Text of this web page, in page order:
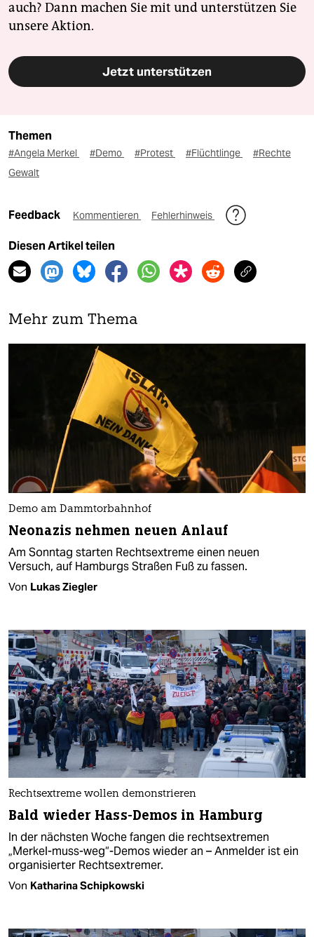
auch? Dann machen Sie mit und unterstützen Sie
unsere Aktion.
Jetzt unterstützen
Themen
#Angela Merkel #Demo #Protest #Flüchtlinge
#Rechte
Gewalt
Feedback Kommentieren Fehlerhinweis
Diesen Artikel teilen
Mehr zum Thema
Demo am Dammtorbahnhof
Neonazis nehmen neuen Anlauf
Am Sonntag starten Rechtsextreme einen neuen
Versuch, auf Hamburgs Straßen Fuß zu fassen.
Von Lukas Ziegler
Rechtsextreme wollen demonstrieren
Bald wieder Hass-Demos in Hamburg
In der nächsten Woche fangen die rechtsextremen
„Merkel-muss-weg“-Demos wieder an – Anmelder ist ein
organisierter Rechtsextremer.
Von Katharina Schipkowski